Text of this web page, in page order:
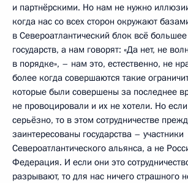
и партнёрскими. Но нам не нужно
когда нас со всех сторон окружают
в Североатлантический блок всё
государств, а нам говорят: «Да нет, не
в порядке», – нам это, естественно, не
более когда совершаются такие
которые были совершены за последнее
не провоцировали и их не хотели. Но
серьёзно, то в этом сотрудничестве
заинтересованы государства – участники
Североатлантического альянса, а не
Федерация. И если они это
разрывают, то для нас ничего страшного